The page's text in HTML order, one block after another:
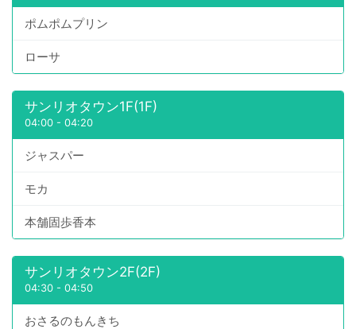
ポムポムプリン
ローサ
サンリオタウン1F(1F)
04:00 - 04:20
ジャスパー
モカ
本舗固歩香本
サンリオタウン2F(2F)
04:30 - 04:50
おさるのもんきち